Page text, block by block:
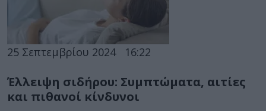
25 Σεπτεμβρίου 2024 16:22
Έλλειψη σιδήρου: Συμπτώματα, αιτίες
και πιθανοί κίνδυνοι